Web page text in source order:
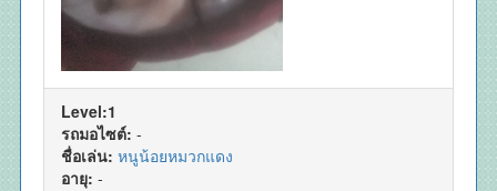
Level:1
รถมอไซต์: -
ชื่อเล่น: หนูน้อยหมวกแดง
อายุ: -